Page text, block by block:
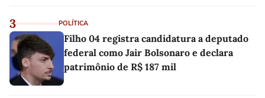
3 POLÍTICA
Filho 04 registra candidatura a deputado
federal como Jair Bolsonaro e declara
patrimônio de R$ 187 mil